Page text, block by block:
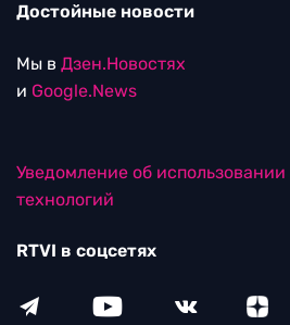
Достойные новости
Мы в Дзен.Новостях
и Google.News
Уведомление об
технологий
RTVI в соцсетях